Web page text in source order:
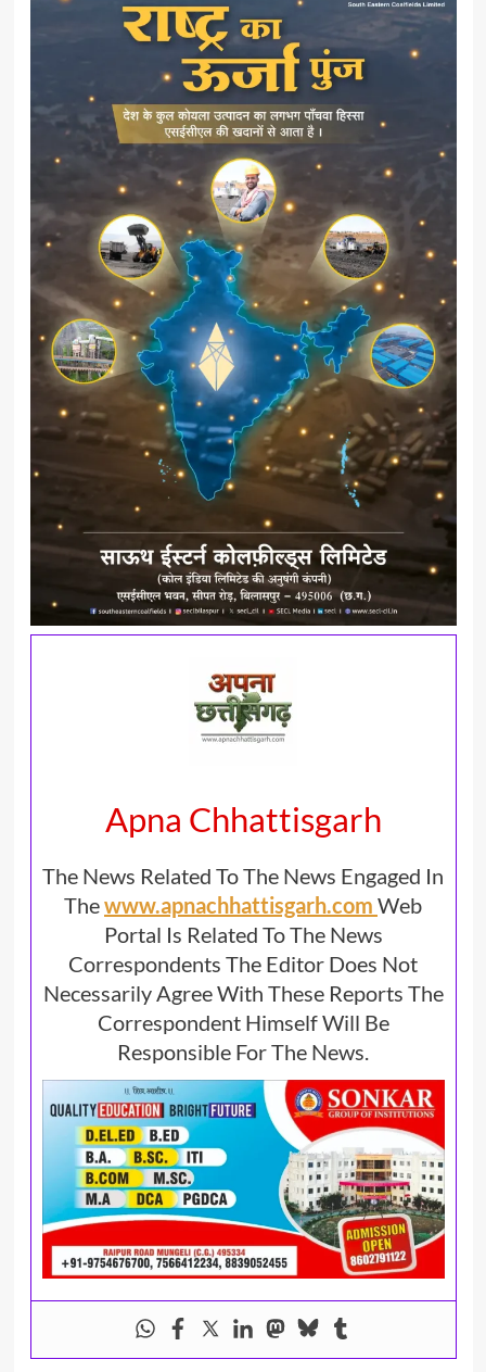
Apna Chhattisgarh
The News Related To The News Engaged In
Thewww.apnachhattisgarh.com Web
Portal Is Related To The News
Correspondents The Editor Does Not
Necessarily Agree With These Reports The
Correspondent Himself Will Be
Responsible For The News.